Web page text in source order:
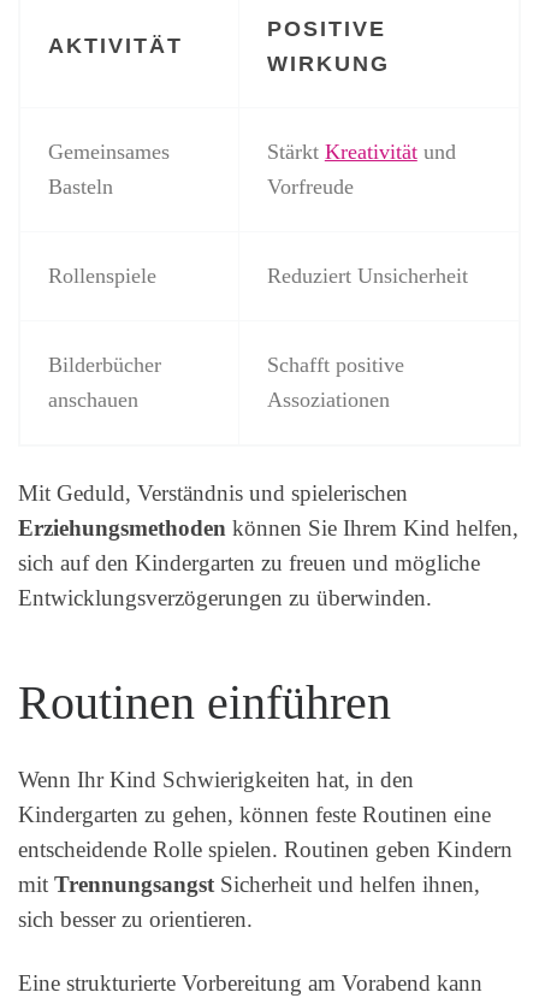
AKTIVITÄT
POSITIVE
WIRKUNG
Gemeinsames
Basteln
Stärkt Kreativitätund
Vorfreude
Rollenspiele Reduziert Unsicherheit
Bilderbücher
anschauen
Schafft positive
Assoziationen
Mit Geduld, Verständnis und spielerischen
Erziehungsmethoden können Sie Ihrem Kind helfen,
sich auf den Kindergarten zu freuen und mögliche
Entwicklungsverzögerungen zu überwinden.
Routinen einführen
Wenn Ihr Kind Schwierigkeiten hat, in den
Kindergarten zu gehen, können feste Routinen eine
entscheidende Rolle spielen. Routinen geben Kindern
mit TrennungsangstSicherheit und helfen ihnen,
sich besser zu orientieren.
Eine strukturierte Vorbereitung am Vorabend kann